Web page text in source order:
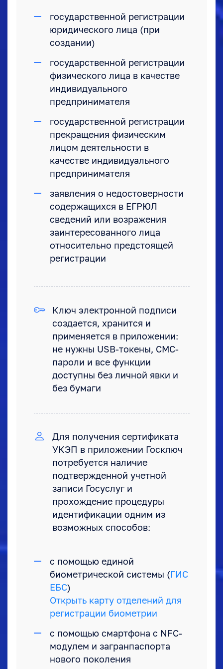
государственной регистрации
юридического лица (при
создании)
государственной регистрации
физического лица в качестве
индивидуального
предпринимателя
государственной регистрации
прекращения физическим
лицом деятельности в
качестве индивидуального
предпринимателя
заявления о недостоверности
содержащихся в ЕГРЮЛ
сведений или возражения
заинтересованного лица
относительно предстоящей
регистрации
Ключ электронной подписи
создается, хранится и
применяется в приложении:
не нужны USB-токены, СМС-
пароли и все функции
доступны без личной явки и
без бумаги
Для получения сертификата
УКЭП в приложении Госключ
потребуется наличие
подтвержденной учетной
записи Госуслуг и
прохождение процедуры
идентификации одним из
возможных способов:
с помощью единой
биометрической системы ( ГИС
ЕБС)
Открыть карту отделений для
регистрации биометрии
с помощью смартфона с NFC-
модулем и загранпаспорта
нового поколения